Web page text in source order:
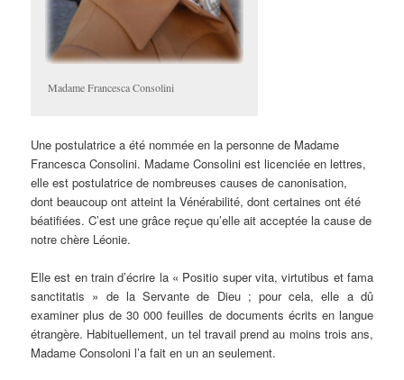
Madame Francesca Consolini
Une postulatrice a été nommée en la personne de Madame
Francesca Consolini. Madame Consolini est licenciée en lettres,
elle est postulatrice de nombreuses causes de canonisation,
dont beaucoup ont atteint la Vénérabilité, dont certaines ont été
béatifiées. C’est une grâce reçue qu’elle ait acceptée la cause de
notre chère Léonie.
Elle est en train d’écrire la « Positio super vita, virtutibus et fama
sanctitatis » de la Servante de Dieu ; pour cela, elle a dû
examiner plus de 30 000 feuilles de documents écrits en langue
étrangère. Habituellement, un tel travail prend au moins trois ans,
Madame Consoloni l’a fait en un an seulement.